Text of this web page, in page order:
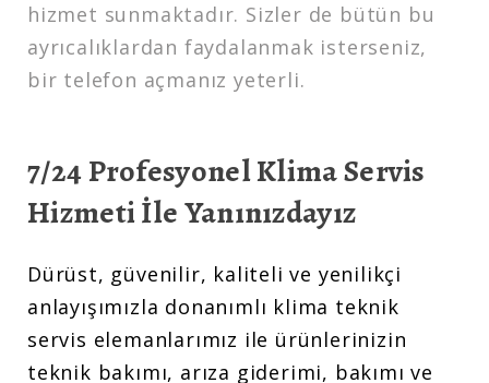
hizmet sunmaktadır. Sizler de bütün bu
ayrıcalıklardan faydalanmak isterseniz,
bir telefon açmanız yeterli.
7/24 Profesyonel Klima Servis
Hizmeti İle Yanınızdayız
Dürüst, güvenilir, kaliteli ve yenilikçi
anlayışımızla donanımlı klima teknik
servis elemanlarımız ile ürünlerinizin
teknik bakımı, arıza giderimi, bakımı ve